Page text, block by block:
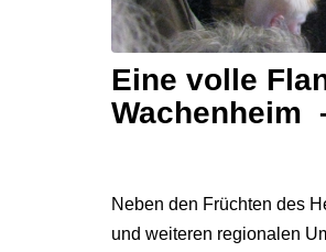
Eine volle
Wachenheim
Neben den Früchten des
und weiteren regionalen